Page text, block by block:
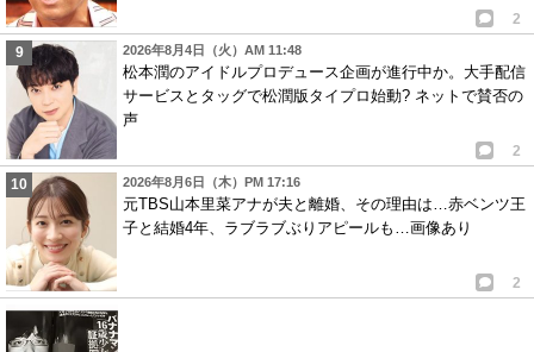
2
2026年8月4日（火）AM 11:48
松本潤のアイドルプロデュース企画が進行中か。大手配信
サービスとタッグで松潤版タイプロ始動? ネットで賛否の
声
2
2026年8月6日（木）PM 17:16
元TBS山本里菜アナが夫と離婚、その理由は…赤ベンツ王
子と結婚4年、ラブラブぶりアピールも…画像あり
2